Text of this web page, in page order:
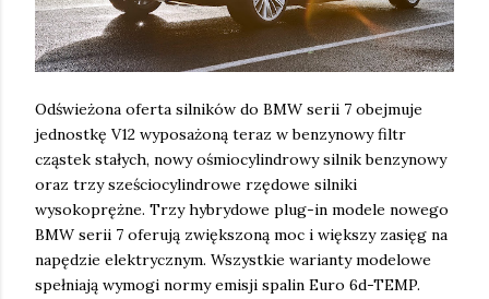
Odświeżona oferta silników do BMW serii 7 obejmuje
jednostkę V12 wyposażoną teraz w benzynowy filtr
cząstek stałych, nowy ośmiocylindrowy silnik benzynowy
oraz trzy sześciocylindrowe rzędowe silniki
wysokoprężne. Trzy hybrydowe plug-in modele nowego
BMW serii 7 oferują zwiększoną moc i większy zasięg na
napędzie elektrycznym. Wszystkie warianty modelowe
spełniają wymogi normy emisji spalin Euro 6d-TEMP.